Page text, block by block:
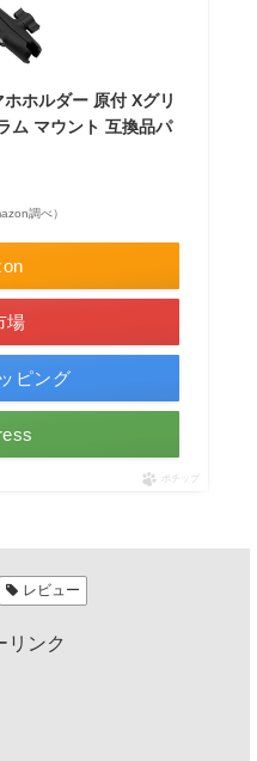
ホホルダー 原付 Xグリ
ム マウント 互換品パ
調べ）
場
ピング
ポチップ
レビュー
リンク